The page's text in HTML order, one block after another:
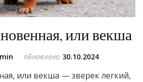
или векша
обновлено 30.10.2024
или векша — зверек легкий,